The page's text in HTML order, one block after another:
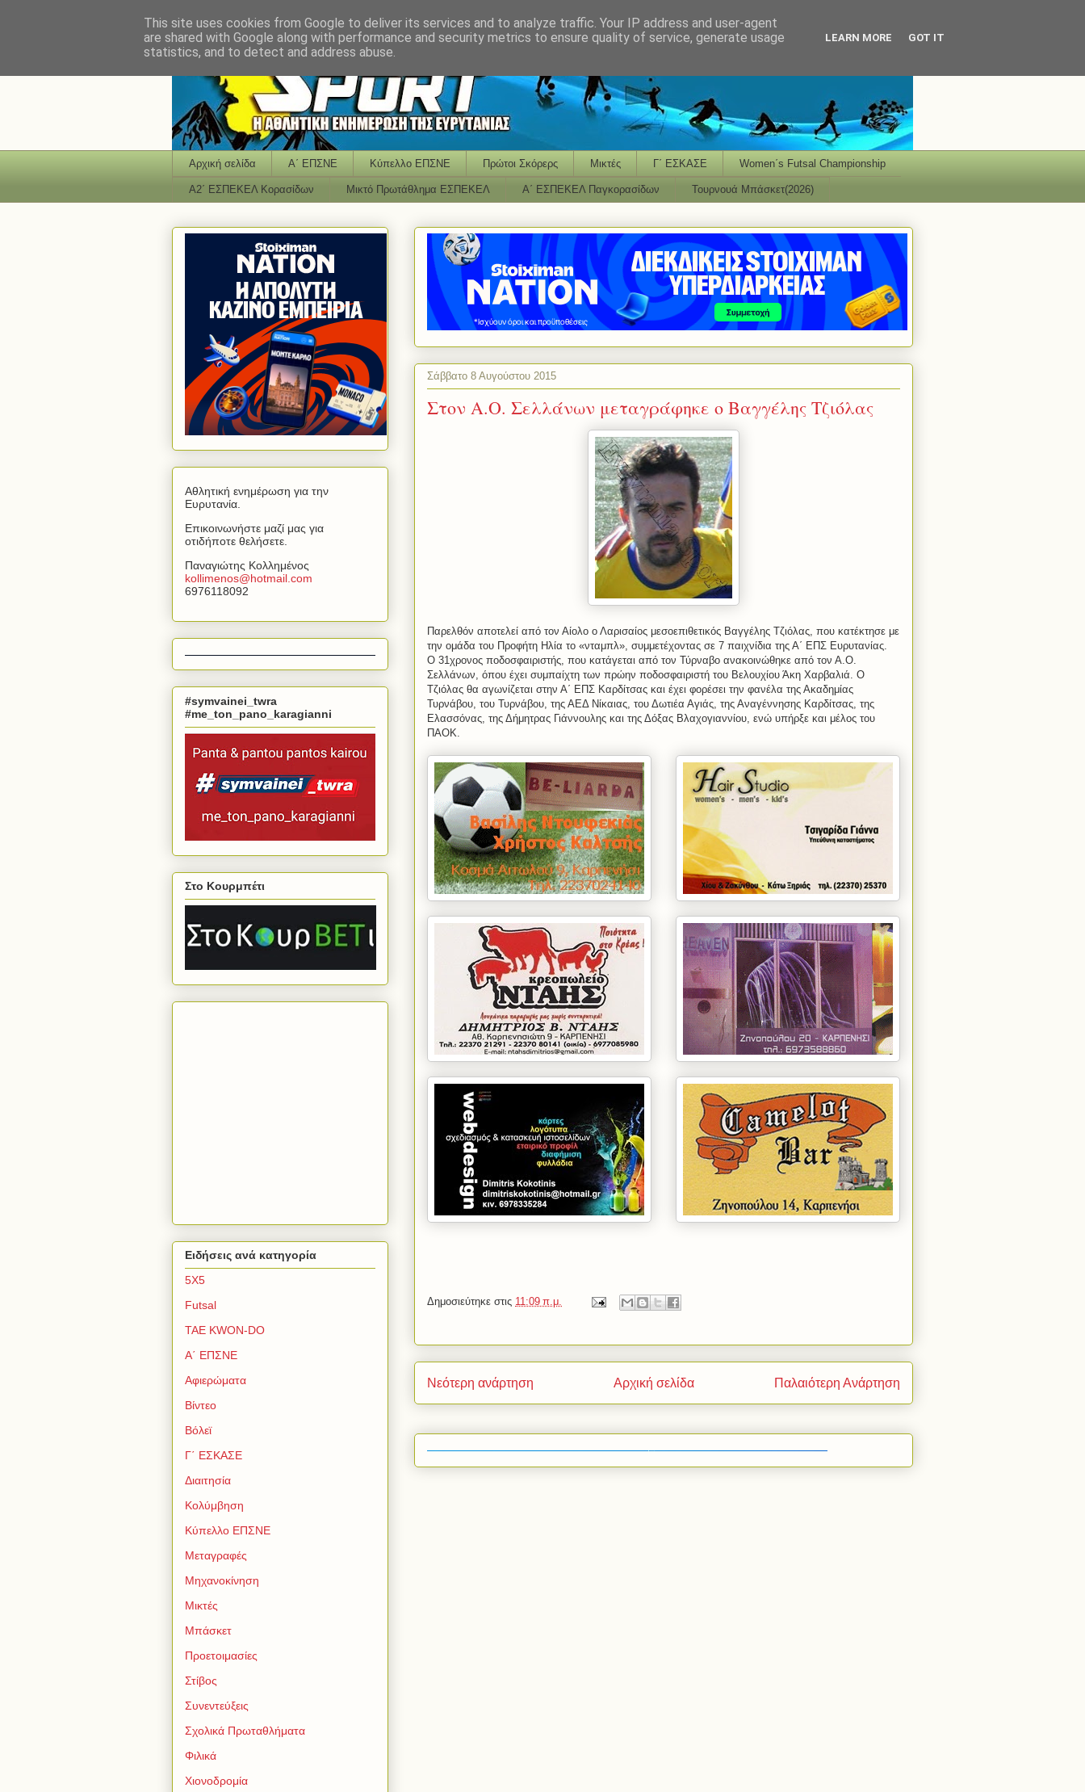
Αρχική σελίδα Α΄ ΕΠΣΝΕ Κύπελλο ΕΠΣΝΕ Πρώτοι Σκόρερς Μικτές Γ΄ ΕΣΚΑΣΕ Women΄s Futsal Championship
Α2΄ ΕΣΠΕΚΕΛ Κορασίδων Μικτό Πρωτάθλημα ΕΣΠΕΚΕΛ Α΄ ΕΣΠΕΚΕΛ Παγκορασίδων Τουρνουά Μπάσκετ(2026)
Σάββατο 8 Αυγούστου 2015
Στον Α.Ο. Σελλάνων μεταγράφηκε ο Βαγγέλης Τζιόλας
Παρελθόν αποτελεί από τον Αίολο ο Λαρισαίος μεσοεπιθετικός Βαγγέλης Τζιόλας, που κατέκτησε με
την ομάδα του Προφήτη Ηλία το «νταμπλ», συμμετέχοντας σε 7 παιχνίδια της Α΄ ΕΠΣ Ευρυτανίας.
Ο 31χρονος ποδοσφαιριστής, που κατάγεται από τον Τύρναβο ανακοινώθηκε από τον Α.Ο.
Σελλάνων, όπου έχει συμπαίχτη των πρώην ποδοσφαιριστή του Βελουχίου Άκη Χαρβαλιά. Ο
Τζιόλας θα αγωνίζεται στην Α΄ ΕΠΣ Καρδίτσας και έχει φορέσει την φανέλα της Ακαδημίας
Τυρνάβου, του Τυρνάβου, της ΑΕΔ Νίκαιας, του Δωτιέα Αγιάς, της Αναγέννησης Καρδίτσας, της
Ελασσόνας, της Δήμητρας Γιάννουλης και της Δόξας Βλαχογιαννίου, ενώ υπήρξε και μέλος του
ΠΑΟΚ.
Δημοσιεύτηκε στις 11:09 π.μ.
Νεότερη ανάρτηση Παλαιότερη Ανάρτηση
Αρχική σελίδα
Αθλητική ενημέρωση για την
Ευρυτανία.
Επικοινωνήστε μαζί μας για
οτιδήποτε θελήσετε.
Παναγιώτης Κολλημένος
kollimenos@hotmail com
6976118092
#symvainei_twra
#me_ton_pano_karagianni
Στο Κουρμπέτι
Ειδήσεις ανά κατηγορία
5Χ5
Futsal
TAE KWON-DO
Α΄ ΕΠΣΝΕ
Αφιερώματα
Βίντεο
Βόλεϊ
Γ΄ ΕΣΚΑΣΕ
Διαιτησία
Κολύμβηση
Κύπελλο ΕΠΣΝΕ
Μεταγραφές
Μηχανοκίνηση
Μικτές
Μπάσκετ
Προετοιμασίες
Στίβος
Συνεντεύξεις
Σχολικά Πρωταθλήματα
Φιλικά
Χιονοδρομία
This site uses cookies from Google to deliver its services and to analyze traffic. Your IP address and user-agent
are shared with Google along with performance and security metrics to ensure quality of service, generate usage
statistics, and to detect and address abuse.
LEARN MORE GOT IT